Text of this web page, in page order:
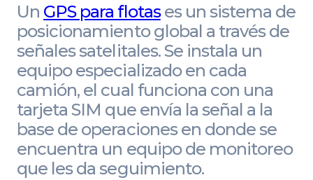
Un GPS para flotases un sistema de
posicionamiento global a través de
señales satelitales. Se instala un
equipo especializado en cada
camión, el cual funciona con una
tarjeta SIM que envía la señal a la
base de operaciones en donde se
encuentra un equipo de monitoreo
que les da seguimiento.